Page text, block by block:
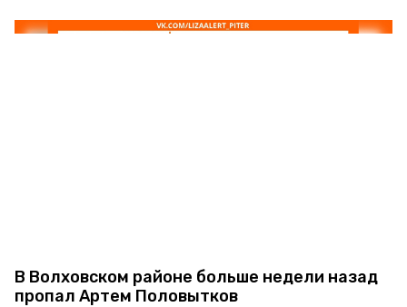
В Волховском районе больше недели назад
пропал Артем Половытков